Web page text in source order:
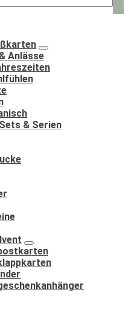
nach:
Anlässe
& Serien